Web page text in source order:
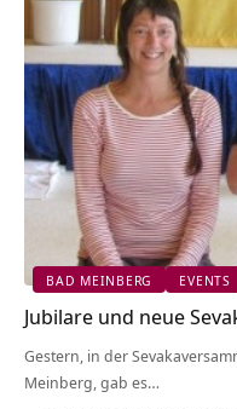
BAD MEINBERG EVENTS
Jubilare und neue
Gestern, in der
Meinberg, gab es…